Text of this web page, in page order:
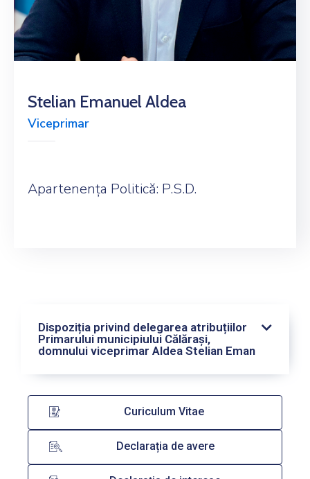
Stelian Emanuel Aldea
Viceprimar
Apartenența Politică: P.S.D.
Dispoziția privind delegarea atribuțiilor
Primarului municipiului Călărași,
domnului viceprimar Aldea Stelian Eman
Curiculum Vitae
Declarația de avere